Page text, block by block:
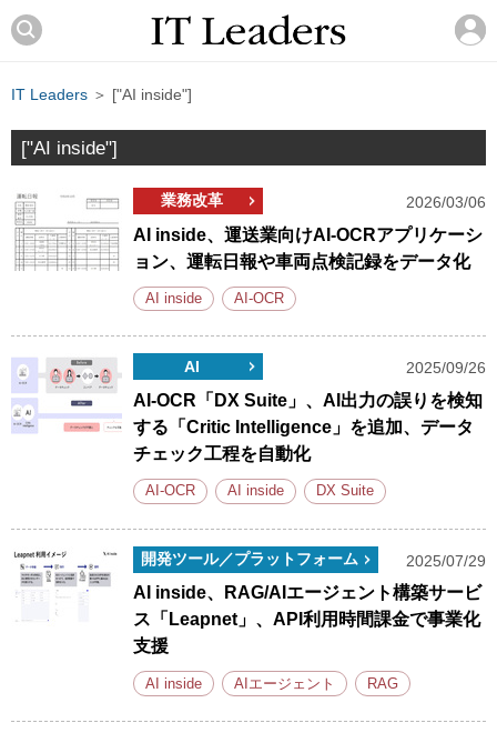
IT Leaders ＞ ["AI inside"]
["AI inside"]
業務改革 2026/03/06
AI inside、運送業向けAI-OCRアプリケーシ
ョン、運転日報や車両点検記録をデータ化
AI inside AI-OCR
AI 2025/09/26
AI-OCR「DX Suite」、AI出力の誤りを検知
する「Critic Intelligence」を追加、データ
チェック工程を自動化
AI-OCR AI inside DX Suite
開発ツール／プラットフォーム 2025/07/29
AI inside、RAG/AIエージェント構築サービ
ス「Leapnet」、API利用時間課金で事業化
支援
AI inside AIエージェント RAG